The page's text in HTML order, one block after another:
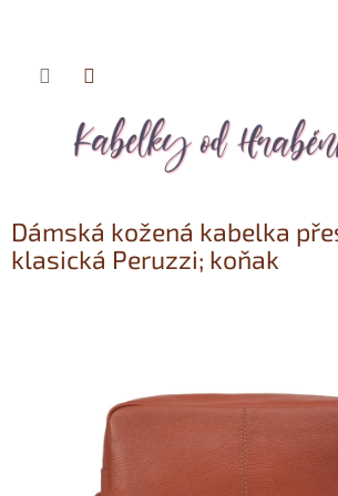
Přejít
Dámská kožená kabelka
klasická Peruzzi; koňak